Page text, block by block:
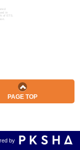
in
of ETS.
by
PAGE TOP